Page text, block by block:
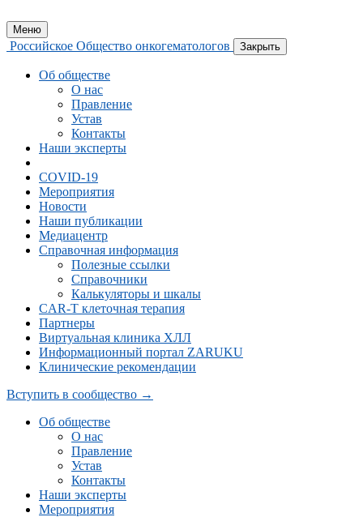
Меню
Российское Общество онкогематологов Закрыть
Об обществе
О нас
Правление
Устав
Контакты
Наши эксперты
COVID-19
Мероприятия
Новости
Наши публикации
Медиацентр
Справочная информация
Полезные ссылки
Справочники
Калькуляторы и шкалы
CAR-Т клеточная терапия
Партнеры
Виртуальная клиника ХЛЛ
Информационный портал ZARUKU
Клинические рекомендации
Вступить в сообщество →
Об обществе
О нас
Правление
Устав
Контакты
Наши эксперты
Мероприятия